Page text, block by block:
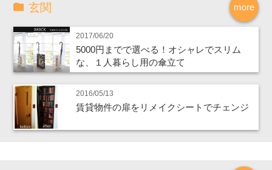
more
玄関
2017/06/20
5000円までで選べる！オシャレでスリム
な、１人暮らし用の傘立て
2016/05/13
賃貸物件の扉をリメイクシートでチェンジ